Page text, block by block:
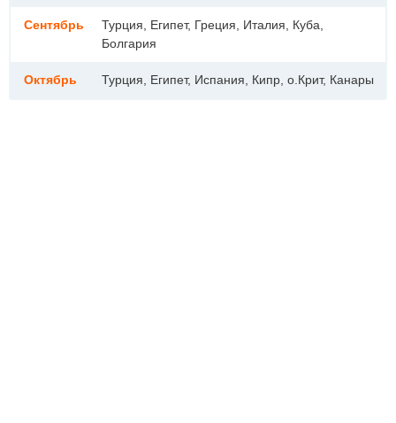
Сентябрь
Турция, Египет, Греция, Италия, Куба,
Болгария
Октябрь Турция, Египет, Испания, Кипр, о.Крит, Канары